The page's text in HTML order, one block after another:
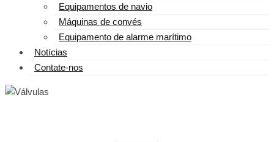
Equipamentos de navio
Máquinas de convés
Equipamento de alarme marítimo
Notícias
Contate-nos